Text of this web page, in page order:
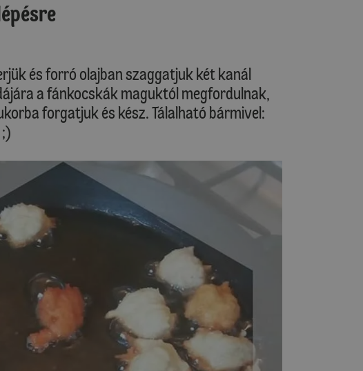
és forró olajban szaggatjuk két kanál
a fánkocskák maguktól megfordulnak,
forgatjuk és kész. Tálalható bármivel: